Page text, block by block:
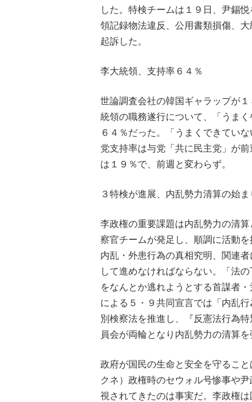
した。特検チームは１９日、尹錫
領記録物法違反、公用書類損傷、
起訴した。
李大統領、支持率６４％
世論調査会社の韓国ギャラップが
統領の職務遂行について、「うま
６４％だった。「うまくできてい
党支持率は与党「共に民主党」が
は１９％で、前週と変わらず。
３特検が進展、内乱勢力清算の始ま
李政権の重要課題は内乱勢力の清
察官チームが発足し、順調に活動
内乱・外患行為の真相究明、関連
して進めなければならない。「法
をなんとか逃れようとする首謀者
による５・９共同宣言では「内乱
別検察法を推進し、『反憲法行為
員会が両輪となり内乱勢力の清算
政府が国民の生命と安全を守るこ
クネ）政権時のセウォル号惨事や
視されてきたのは事実だ。李政権